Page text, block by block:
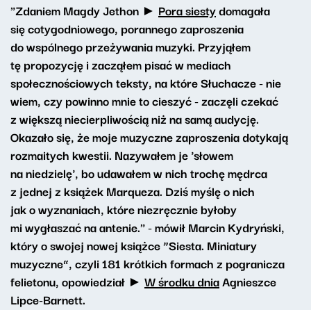
"Zdaniem Magdy Jethon ► Pora siestydomagała
się cotygodniowego, porannego zaproszenia
do wspólnego przeżywania muzyki. Przyjąłem
tę propozycję i zacząłem pisać w mediach
społecznościowych teksty, na które Słuchacze - nie
wiem, czy powinno mnie to cieszyć - zaczęli czekać
z większą niecierpliwością niż na samą audycję.
Okazało się, że moje muzyczne zaproszenia dotykają
rozmaitych kwestii. Nazywałem je 'słowem
na niedzielę', bo udawałem w nich trochę mędrca
z jednej z książek Marqueza. Dziś myślę o nich
jak o wyznaniach, które niezręcznie byłoby
mi wygłaszać na antenie." - mówił Marcin Kydryński,
który o swojej nowej książce “Siesta. Miniatury
muzyczne”, czyli 181 krótkich formach z pogranicza
felietonu, opowiedział ► W środku dniaAgnieszce
Lipce-Barnett.